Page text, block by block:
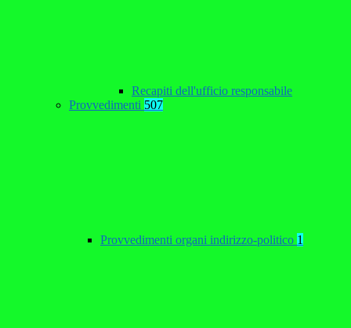
Recapiti dell'ufficio responsabile
Provvedimenti 507
Provvedimenti organi indirizzo-politico 1